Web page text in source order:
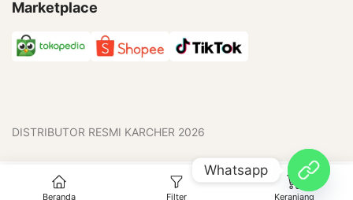
Marketplace
DISTRIBUTOR RESMI KARCHER 2026
Beranda Filter
0
Keranjang
Whatsapp